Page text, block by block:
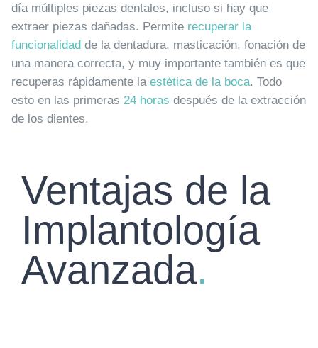
día múltiples piezas dentales, incluso si hay que
extraer piezas dañadas. Permite recuperar la
funcionalidadde la dentadura, masticación, fonación de
una manera correcta, y muy importante también es que
recuperas rápidamente la estética de la boca. Todo
esto en las primeras 24 horas después de la extracción
de los dientes.
Ventajas de la
Implantología
Avanzada.